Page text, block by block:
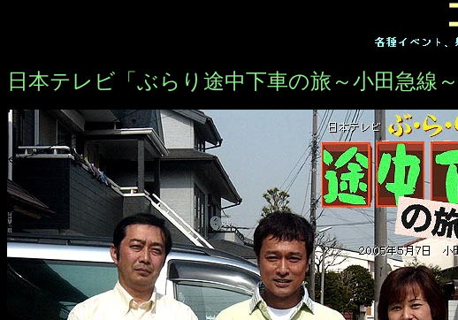
日本テレビ「ぶらり途中下車の旅～小田急線～